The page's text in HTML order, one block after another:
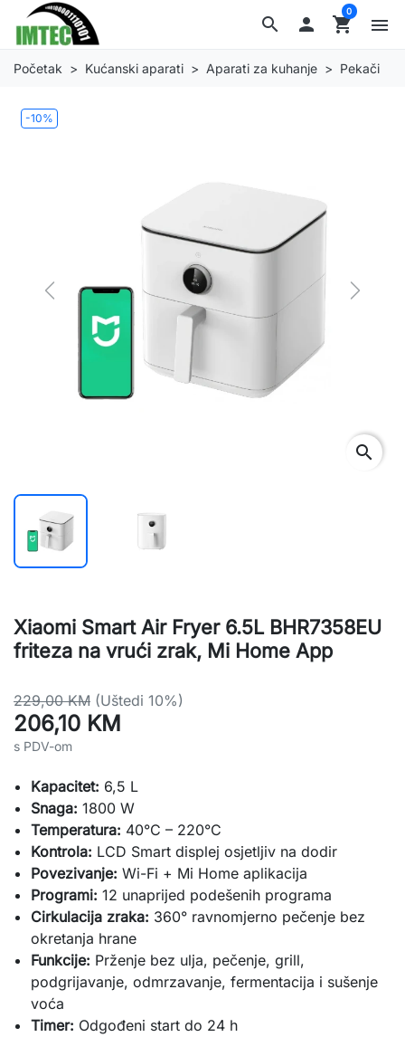
search  shopping_cart
0
menu
Početak Kućanski aparati Aparati za kuhanje Pekači
-10%
Previous Next
search
Xiaomi Smart Air Fryer 6.5L BHR7358EU
friteza na vrući zrak, Mi Home App
229,00 KM (Uštedi 10%)
206,10 KM
s PDV-om
Kapacitet: 6,5 L
Snaga: 1800 W
Temperatura: 40°C – 220°C
Kontrola: LCD Smart displej osjetljiv na dodir
Povezivanje: Wi-Fi + Mi Home aplikacija
Programi: 12 unaprijed podešenih programa
Cirkulacija zraka: 360° ravnomjerno pečenje bez
okretanja hrane
Funkcije: Prženje bez ulja, pečenje, grill,
podgrijavanje, odmrzavanje, fermentacija i sušenje
voća
Timer: Odgođeni start do 24 h